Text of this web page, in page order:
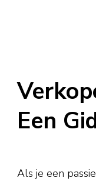
Een
Als je een